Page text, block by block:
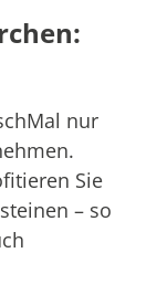
nur
Sie
– so